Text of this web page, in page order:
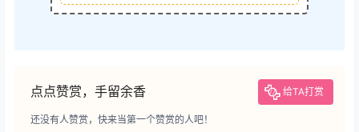
点点赞赏，手留余香 给TA打赏
还没有人赞赏，快来当第一个赞赏的人吧！